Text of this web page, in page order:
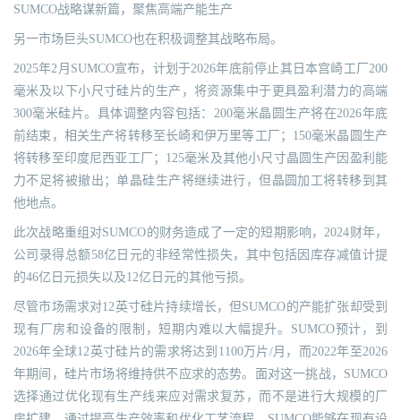
SUMCO战略谋新篇，聚焦高端产能生产
另一市场巨头SUMCO也在积极调整其战略布局。
2025年2月SUMCO宣布，计划于2026年底前停止其日本宫崎工厂200
毫米及以下小尺寸硅片的生产，将资源集中于更具盈利潜力的高端
300毫米硅片。具体调整内容包括：200毫米晶圆生产将在2026年底
前结束，相关生产将转移至长崎和伊万里等工厂；150毫米晶圆生产
将转移至印度尼西亚工厂；125毫米及其他小尺寸晶圆生产因盈利能
力不足将被撤出；单晶硅生产将继续进行，但晶圆加工将转移到其
他地点。
此次战略重组对SUMCO的财务造成了一定的短期影响，2024财年，
公司录得总额58亿日元的非经常性损失，其中包括因库存减值计提
的46亿日元损失以及12亿日元的其他亏损。
尽管市场需求对12英寸硅片持续增长，但SUMCO的产能扩张却受到
现有厂房和设备的限制，短期内难以大幅提升。SUMCO预计，到
2026年全球12英寸硅片的需求将达到1100万片/月，而2022年至2026
年期间，硅片市场将维持供不应求的态势。面对这一挑战，SUMCO
选择通过优化现有生产线来应对需求复苏，而不是进行大规模的厂